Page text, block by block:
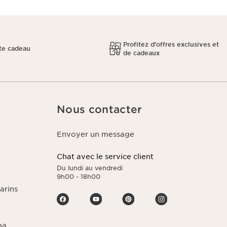
cadeau
Profitez d'offres exclusives et
de cadeaux
Nous contacter
Envoyer un message
Chat avec le service client
Du lundi au vendredi
9h00 - 18h00